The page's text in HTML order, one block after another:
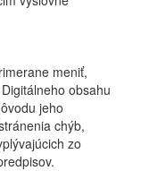
meniť,
obsahu
jeho
chýb,
zo